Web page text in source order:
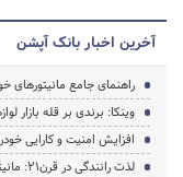
آخرین اخبار بانک آپشن
راهنمای جامع مانیتورهای
وینکا: برندی بر قله بازار
افزایش امنیت و کارایی
لذت رانندگی در قرن21: مانیتورهای خودرو، سیستم‌های پخش، و گزینه‌های سرگرمی